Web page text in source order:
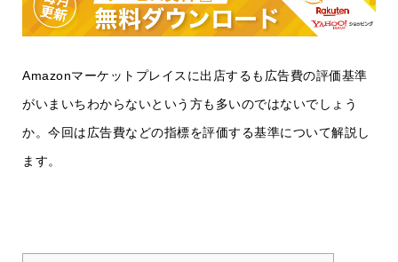
Amazonマーケットプレイスに出店するも広告費の評価基準
がいまいちわからないという方も多いのではないでしょう
か。今回は広告費などの指標を評価する基準について解説し
ます。